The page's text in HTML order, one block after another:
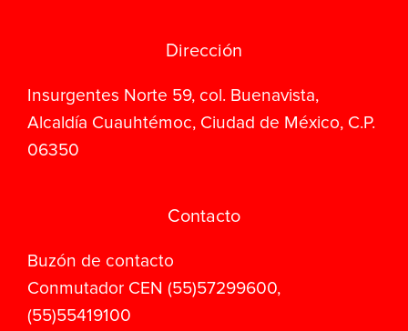
Dirección
Insurgentes Norte 59, col. Buenavista,
Alcaldía Cuauhtémoc, Ciudad de México, C.P.
06350
Contacto
Buzón de contacto
Conmutador CEN (55)57299600,
(55)55419100